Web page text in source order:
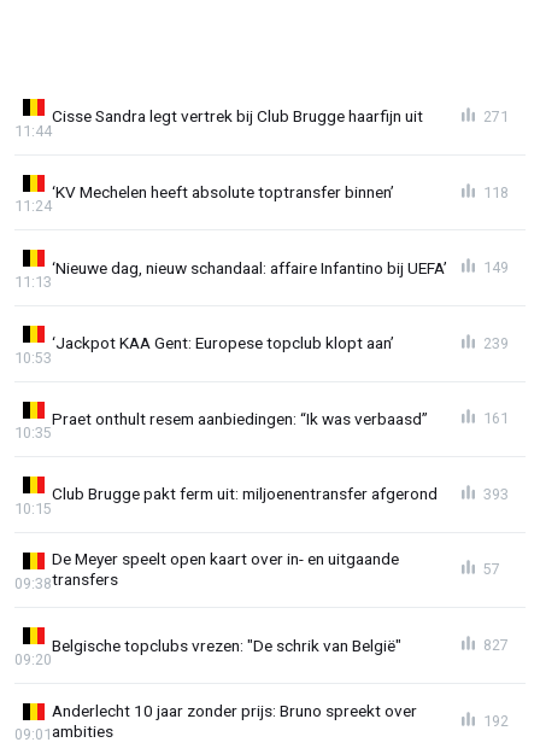
Cisse Sandra legt vertrek bij Club Brugge haarfijn uit
11:44
271
‘KV Mechelen heeft absolute toptransfer binnen’
11:24
118
‘Nieuwe dag, nieuw schandaal: affaire Infantino bij UEFA’
11:13
149
‘Jackpot KAA Gent: Europese topclub klopt aan’
10:53
239
Praet onthult resem aanbiedingen: “Ik was verbaasd”
10:35
161
Club Brugge pakt ferm uit: miljoenentransfer afgerond
10:15
393
De Meyer speelt open kaart over in- en uitgaande
transfers
09:38
57
Belgische topclubs vrezen: "De schrik van België"
09:20
827
Anderlecht 10 jaar zonder prijs: Bruno spreekt over
ambities
09:01
192